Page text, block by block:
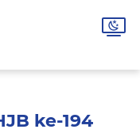
ke-194